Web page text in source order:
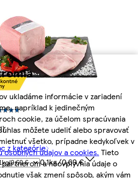
ukladáme informácie v zariadení
napríklad k jedinečným
cookie, za účelom spracúvania
môžete udeliť alebo spravovať
všetko, prípadne kedykoľvek v
údajov a cookies. Tieto
a neovplyvnia údaje o
však zmení spôsob, akým vám
z kategórie
0.1kg/0,69 €